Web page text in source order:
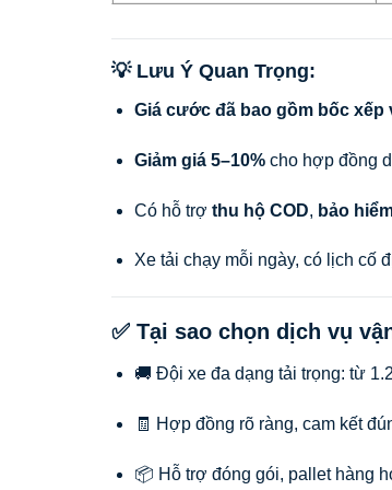
💡 Lưu Ý Quan Trọng:
Giá cước đã bao gồm bốc
Giảm giá 5–10%cho hợp đồng
Có hỗ trợ thu hộ COD, bảo
Xe tải chạy mỗi ngày, có lịch cố
✅ Tại sao chọn dịch vụ
🚚 Đội xe đa dạng tải trọng: từ
🧾 Hợp đồng rõ ràng, cam kết
📦 Hỗ trợ đóng gói, pallet hàng